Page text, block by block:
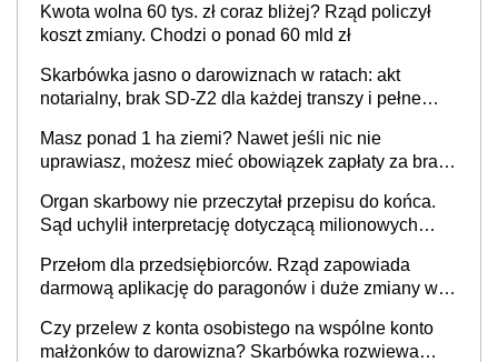
Kwota wolna 60 tys. zł coraz bliżej? Rząd policzył
koszt zmiany. Chodzi o ponad 60 mld zł
Skarbówka jasno o darowiznach w ratach: akt
notarialny, brak SD-Z2 dla każdej transzy i pełne
Masz ponad 1 ha ziemi? Nawet jeśli nic nie
uprawiasz, możesz mieć obowiązek zapłaty za brak
Organ skarbowy nie przeczytał przepisu do końca.
Sąd uchylił interpretację dotyczącą milionowych
Przełom dla przedsiębiorców. Rząd zapowiada
darmową aplikację do paragonów i duże zmiany w
Czy przelew z konta osobistego na wspólne konto
małżonków to darowizna? Skarbówka rozwiewa